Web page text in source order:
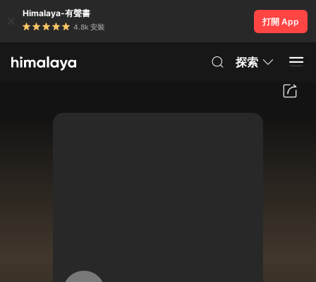
Himalaya-有聲書
4.8k 安裝
打開 App
探索